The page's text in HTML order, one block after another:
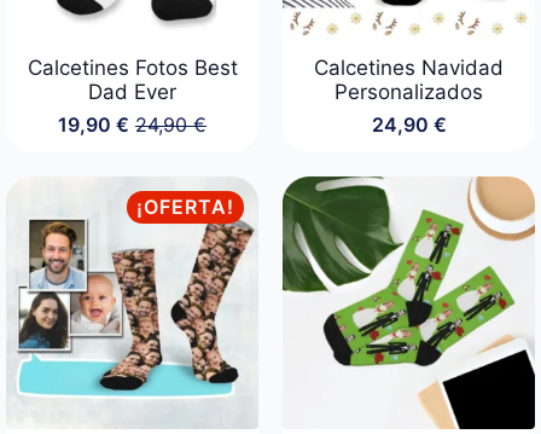
Calcetines Fotos Best
Dad Ever
24,90€
El
original
era:
24,90 €.
19,90€ El
actual
es:
19,90 €.
Calcetines Navidad
Personalizados
24,90 €
¡OFERTA!